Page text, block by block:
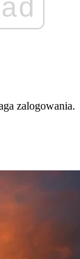
ad
zalogowania.